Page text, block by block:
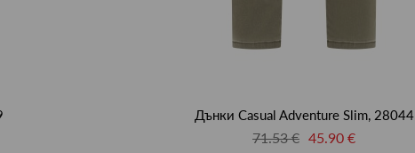
Дънки Casual Adventure Slim, 28044
71.53 € 45.90 €